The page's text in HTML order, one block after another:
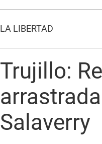
LA LIBERTAD
Trujillo:
Salaverry